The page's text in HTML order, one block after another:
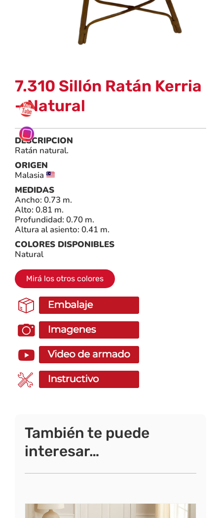
7.310 Sillón Ratán Kerria
– Natural
DESCRIPCION
Ratán natural.
ORIGEN
Malasia
MEDIDAS
Ancho: 0.73 m.
Alto: 0.81 m.
Profundidad: 0.70 m.
Altura al asiento: 0.41 m.
COLORES DISPONIBLES
Natural
Mirá los otros colores
También te puede
interesar…